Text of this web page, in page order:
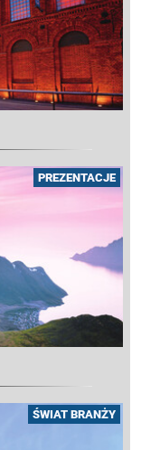
PREZENTACJE
ŚWIAT BRANŻY